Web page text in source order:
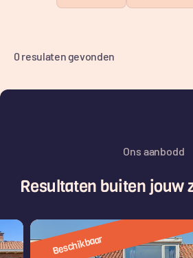
0 resulaten gevonden
Ons aanbodd
Resultaten buiten jouw
Beschikbaar